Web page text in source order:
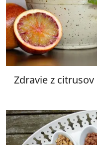
Zdravie z citrusov